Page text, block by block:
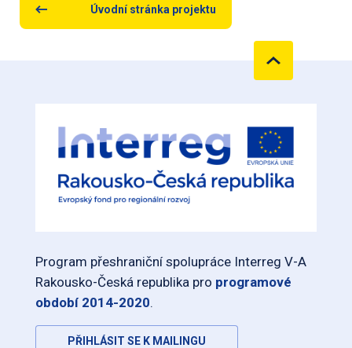
Úvodní stránka projektu
Program přeshraniční spolupráce Interreg V-A
Rakousko-Česká republika pro programové
období 2014-2020.
PŘIHLÁSIT SE K MAILINGU